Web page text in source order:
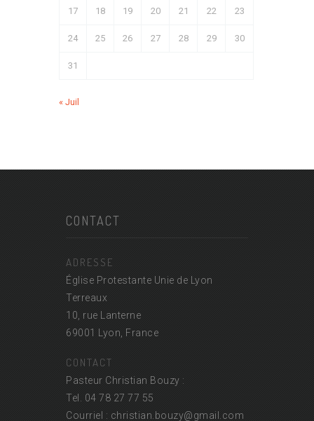
17 18 19 20 21 22 23
24 25 26 27 28 29 30
31
« Juil
CONTACT
ADRESSE
Église Protestante Unie de Lyon
Terreaux
10, rue Lanterne
69001 Lyon, France
CONTACT
Pasteur Christian Bouzy :
Tel. 04 78 27 77 55
Courriel : christian.bouzy@gmail.com